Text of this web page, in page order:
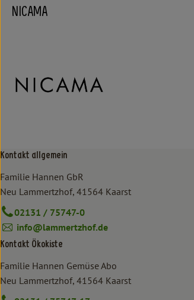
NICAMA
Kontakt allgemein
Familie Hannen GbR
Neu Lammertzhof, 41564 Kaarst
02131 / 75747-0
info@lammertzhof.de
Kontakt Ökokiste
Familie Hannen Gemüse Abo
Neu Lammertzhof, 41564 Kaarst